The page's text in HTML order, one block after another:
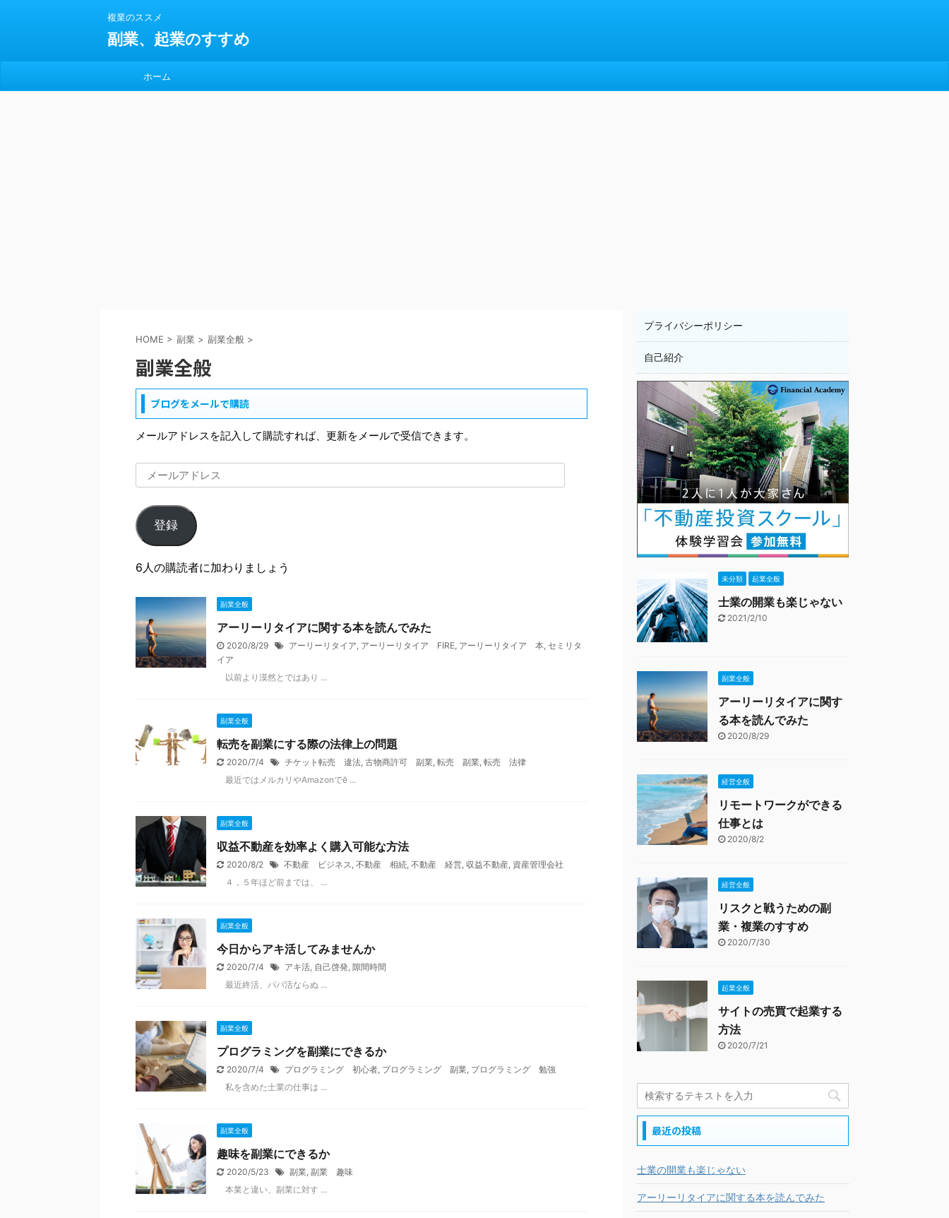
複業のススメ
副業、起業のすすめ
ホーム
HOME > 副業 > 副業全般 >
副業全般
ブログをメールで購読
メールアドレスを記入して購読すれば、更新をメールで受信できます。
登録
6人の購読者に加わりましょう
副業全般
アーリーリタイアに関する本を読んでみた
2020/8/29 アーリーリタイア アーリーリタイア FIRE アーリーリタイア 本 セミリタ
イア
以前より漠然とではあり ...
副業全般
転売を副業にする際の法律上の問題
2020/7/4 チケット転売 違法 古物商許可 副業 転売 副業 転売 法律
最近ではメルカリやAmazonでӗ ...
副業全般
収益不動産を効率よく購入可能な方法
2020/8/2 不動産 ビジネス 不動産 相続 不動産 経営 収益不動産 資産管理会社
４，５年ほど前までは、 ...
副業全般
今日からアキ活してみませんか
2020/7/4 アキ活 自己啓発 隙間時間
最近終活、パパ活ならぬ ...
副業全般
プログラミングを副業にできるか
2020/7/4 プログラミング 初心者 プログラミング 副業 プログラミング 勉強
私を含めた士業の仕事は ...
副業全般
趣味を副業にできるか
2020/5/23 副業 副業 趣味
本業と違い、副業に対す ...
プライバシーポリシー
自己紹介
未分類 起業全般
士業の開業も楽じゃない
2021/2/10
副業全般
アーリーリタイアに関す
る本を読んでみた
2020/8/29
経営全般
リモートワークができる
仕事とは
2020/8/2
経営全般
リスクと戦うための副
業・複業のすすめ
2020/7/30
起業全般
サイトの売買で起業する
方法
2020/7/21
最近の投稿
士業の開業も楽じゃない
アーリーリタイアに関する本を読んでみた